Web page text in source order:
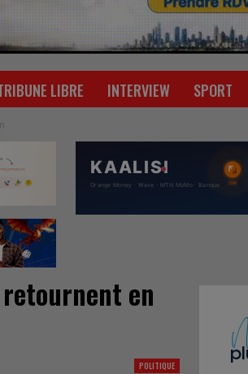
LIBRE INTERVIEW SPORT
en
POLITIQUE